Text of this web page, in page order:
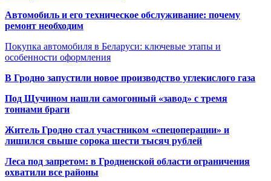
Автомобиль и его техническое обслуживание: почему
ремонт необходим
Покупка автомобиля в Беларуси: ключевые этапы и
особенности оформления
В Гродно запустили новое производство углекислого газа
Под Щучином нашли самогонный «завод» с тремя
тоннами браги
Житель Гродно стал участником «спецоперации» и
лишился свыше сорока шести тысяч рублей
Леса под запретом: в Гродненской области ограничения
охватили все районы